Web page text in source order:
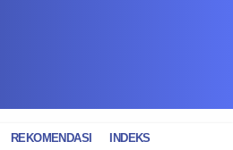
REKOMENDASI INDEKS